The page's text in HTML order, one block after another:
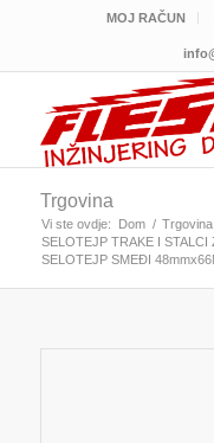
MOJ RAČUN
Trgovina
Vi ste ovdje: Dom / Trgovina
SELOTEJP TRAKE I STALCI
SELOTEJP SMEĐI